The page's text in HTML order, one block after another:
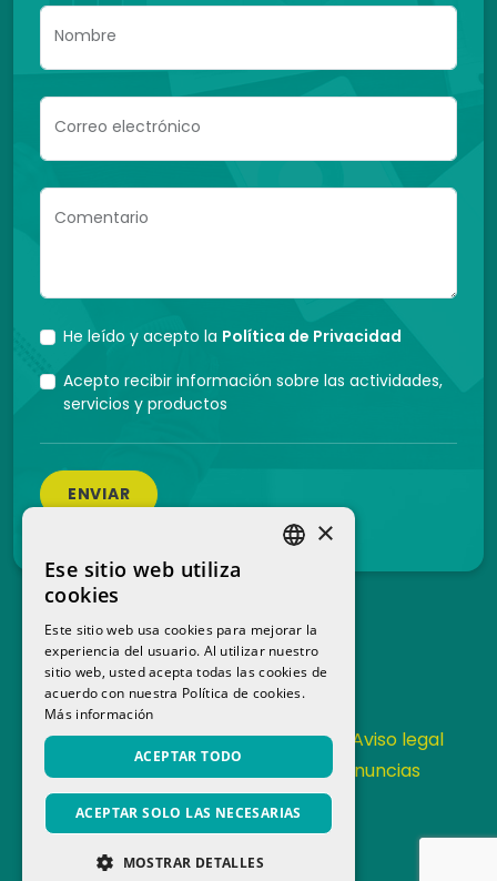
Nombre
Correo electrónico
Comentario
He leído y acepto la Política de Privacidad
Acepto recibir información sobre las actividades,
servicios y productos
ENVIAR
Contacta Política de Privacidad
Aviso legal
Canal de denuncias
Memoria anual
×
Ese sitio web utiliza
cookies
Este sitio web usa cookies para mejorar la
experiencia del usuario. Al utilizar nuestro
sitio web, usted acepta todas las cookies de
acuerdo con nuestra Política de cookies.
Más información
ACEPTAR TODO
ACEPTAR SOLO LAS NECESARIAS
MOSTRAR DETALLES